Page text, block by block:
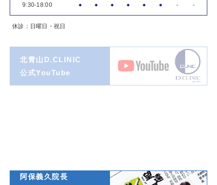
9:30-18:00 ● ● ● ● ● ● - -
休診：日曜日・祝日
北青山D.CLINIC
公式YouTube
阿保義久院長